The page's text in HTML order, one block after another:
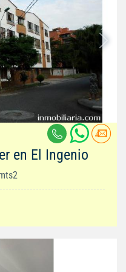
en El Ingenio